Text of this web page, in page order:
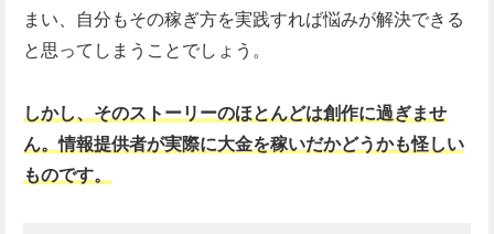
まい、自分もその稼ぎ方を実践すれば悩みが解決できる
と思ってしまうことでしょう。
しかし、そのストーリーのほとんどは創作に過ぎませ
ん。情報提供者が実際に大金を稼いだかどうかも怪しい
ものです。